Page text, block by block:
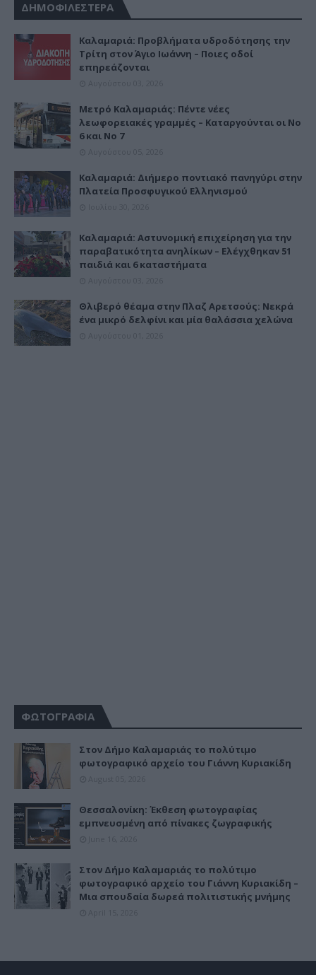
ΔΗΜΟΦΙΛΕΣΤΕΡΑ
Καλαμαριά: Προβλήματα υδροδότησης την
Τρίτη στον Άγιο Ιωάννη – Ποιες οδοί
επηρεάζονται
Μετρό Καλαμαριάς: Πέντε νέες
λεωφορειακές γραμμές – Καταργούνται οι Νο
6 και Νο 7
Καλαμαριά: Διήμερο ποντιακό πανηγύρι στην
Πλατεία Προσφυγικού Ελληνισμού
Καλαμαριά: Αστυνομική επιχείρηση για την
παραβατικότητα ανηλίκων – Ελέγχθηκαν 51
παιδιά και 6 καταστήματα
Θλιβερό θέαμα στην Πλαζ Αρετσούς: Νεκρά
ένα μικρό δελφίνι και μία θαλάσσια χελώνα
ΦΩΤΟΓΡΑΦΙΑ
Στον Δήμο Καλαμαριάς το πολύτιμο
φωτογραφικό αρχείο του Γιάννη Κυριακίδη
Θεσσαλονίκη: Έκθεση φωτογραφίας
εμπνευσμένη από πίνακες ζωγραφικής
Στον Δήμο Καλαμαριάς το πολύτιμο
φωτογραφικό αρχείο του Γιάννη Κυριακίδη –
Μια σπουδαία δωρεά πολιτιστικής μνήμης